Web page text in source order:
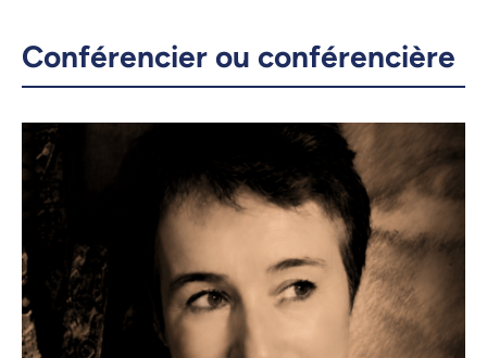
Conférencier ou conférencière